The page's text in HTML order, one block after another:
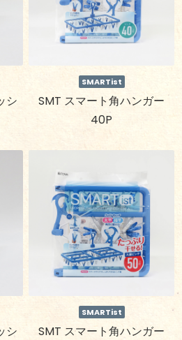
シ
SMARTist
SMT スマート角ハンガー
40P
シ
SMARTist
SMT スマート角ハンガー